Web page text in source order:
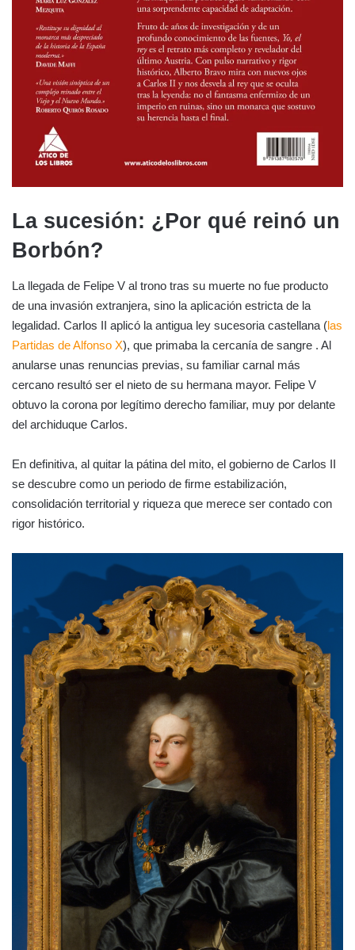
La sucesión: ¿Por qué reinó un
Borbón?
La llegada de Felipe V al trono tras su muerte no fue producto
de una invasión extranjera, sino la aplicación estricta de la
legalidad. Carlos II aplicó la antigua ley sucesoria castellana (las
Partidas de Alfonso X), que primaba la cercanía de sangre . Al
anularse unas renuncias previas, su familiar carnal más
cercano resultó ser el nieto de su hermana mayor. Felipe V
obtuvo la corona por legítimo derecho familiar, muy por delante
del archiduque Carlos.
En definitiva, al quitar la pátina del mito, el gobierno de Carlos II
se descubre como un periodo de firme estabilización,
consolidación territorial y riqueza que merece ser contado con
rigor histórico.